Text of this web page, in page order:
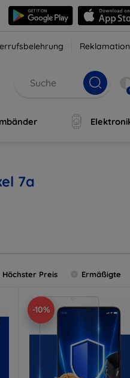
Reklamation
7a
Höchster Preis Ermäßigte
-10%